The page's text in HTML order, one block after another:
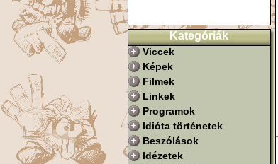
Kategóriák
Viccek
Képek
Filmek
Linkek
Programok
Idióta történetek
Beszólások
Idézetek